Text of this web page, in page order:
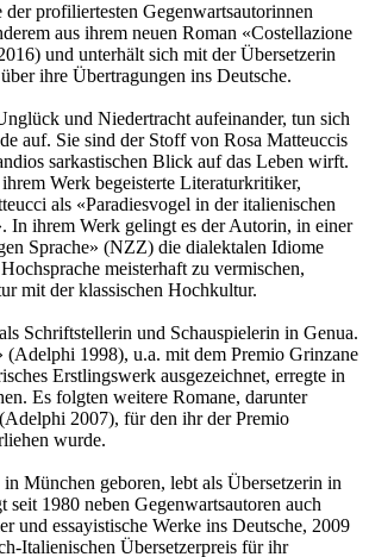
der profiliertesten Gegenwartsautorinnen
aus ihrem neuen Roman «Costellazione
und unterhält sich mit der Übersetzerin
ihre Übertragungen ins Deutsche.
und Niedertracht aufeinander, tun sich
auf. Sie sind der Stoff von Rosa Matteuccis
sarkastischen Blick auf das Leben wirft.
Werk begeisterte Literaturkritiker,
als «Paradiesvogel in der italienischen
In ihrem Werk gelingt es der Autorin, in einer
Sprache» (NZZ) die dialektalen Idiome
meisterhaft zu vermischen,
mit der klassischen Hochkultur.
Schriftstellerin und Schauspielerin in Genua.
(Adelphi 1998), u.a. mit dem Premio Grinzane
Erstlingswerk ausgezeichnet, erregte in
Es folgten weitere Romane, darunter
2007), für den ihr der Premio
wurde.
München geboren, lebt als Übersetzerin in
seit 1980 neben Gegenwartsautoren auch
und essayistische Werke ins Deutsche, 2009
Italienischen Übersetzerpreis für ihr